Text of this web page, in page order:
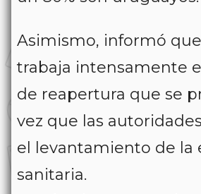
Asimismo, informó
trabaja intensamente
de reapertura que se
vez que las
el levantamiento de la
sanitaria.